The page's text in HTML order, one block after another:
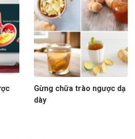
Gừng chữa trào ngược dạ
dày